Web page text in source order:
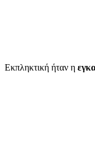
Εκπληκτική ήταν η